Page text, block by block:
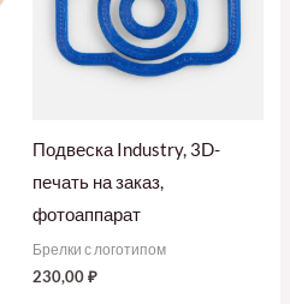
Подвеска Industry, 3D-
печать на заказ,
фотоаппарат
Брелки с логотипом
230,00₽